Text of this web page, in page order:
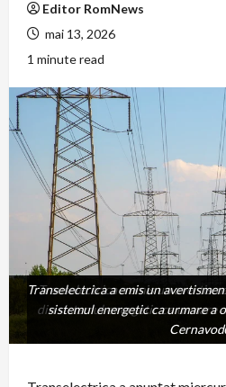
Editor RomNews
mai 13, 2026
1 minute read
Transelectrica a emis un
din sistemul energetic ca urmare
Transelectrica a emis un
sistemul energetic ca urmare a